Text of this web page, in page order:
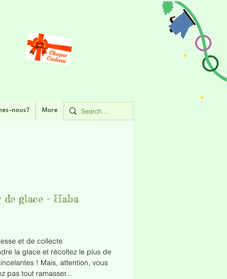
nous? More
de glace - Haba
et de collecte
la glace et récoltez le plus de
! Mais, attention, vous
pas tout ramasser...